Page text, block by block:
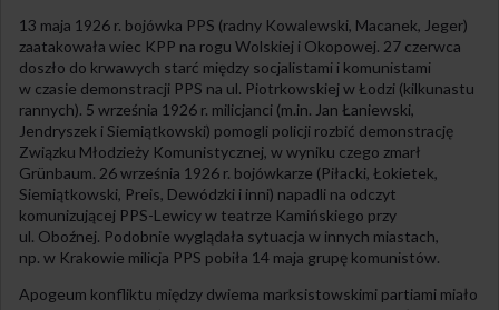
13 maja 1926 r. bojówka PPS (radny Kowalewski, Macanek, Jeger)
zaatakowała wiec KPP na rogu Wolskiej i Okopowej. 27 czerwca
doszło do krwawych starć między socjalistami i komunistami
w czasie demonstracji PPS na ul. Piotrkowskiej w Łodzi (kilkunastu
rannych). 5 września 1926 r. milicjanci (m.in. Jan Łaniewski,
Jendryszek i Siemiątkowski) pomogli policji rozbić demonstrację
Związku Młodzieży Komunistycznej, w wyniku czego zmarł
Grünbaum. 26 września 1926 r. bojówkarze (Piłacki, Łokietek,
Siemiątkowski, Preis, Dewódzki i inni) napadli na odczyt
komunizującej PPS-Lewicy w teatrze Kamińskiego przy
ul. Oboźnej. Podobnie wyglądała sytuacja w innych miastach,
np. w Krakowie milicja PPS pobiła 14 maja grupę komunistów.
Apogeum konfliktu między dwiema marksistowskimi partiami miało